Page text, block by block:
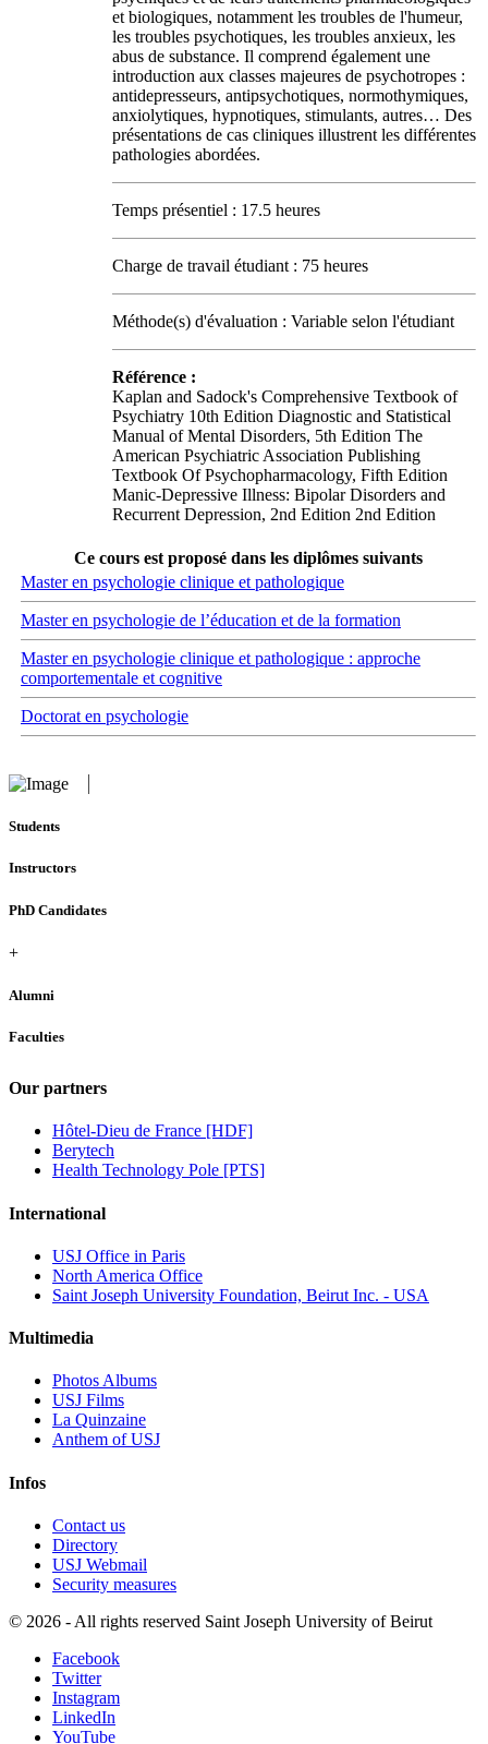
et biologiques, notamment les troubles de l'humeur,
les troubles psychotiques, les troubles anxieux, les
abus de substance. Il comprend également une
introduction aux classes majeures de psychotropes :
antidepresseurs, antipsychotiques, normothymiques,
anxiolytiques, hypnotiques, stimulants, autres… Des
présentations de cas cliniques illustrent les différentes
pathologies abordées.
Temps présentiel : 17.5 heures
Charge de travail étudiant : 75 heures
Méthode(s) d'évaluation : Variable selon l'étudiant
Référence :
Kaplan and Sadock's Comprehensive Textbook of
Psychiatry 10th Edition Diagnostic and Statistical
Manual of Mental Disorders, 5th Edition The
American Psychiatric Association Publishing
Textbook Of Psychopharmacology, Fifth Edition
Manic-Depressive Illness: Bipolar Disorders and
Recurrent Depression, 2nd Edition 2nd Edition
Ce cours est proposé dans les diplômes suivants
Master en psychologie clinique et pathologique
Master en psychologie de l’éducation et de la formation
Master en psychologie clinique et pathologique : approche
comportementale et cognitive
Doctorat en psychologie
Students
Instructors
PhD Candidates
+
Alumni
Faculties
Our partners
Hôtel-Dieu de France [HDF]
Berytech
Health Technology Pole [PTS]
International
USJ Office in Paris
North America Office
Saint Joseph University Foundation, Beirut Inc. - USA
Multimedia
Photos Albums
USJ Films
La Quinzaine
Anthem of USJ
Infos
Contact us
Directory
USJ Webmail
Security measures
© 2026 - All rights reserved Saint Joseph University of Beirut
Facebook
Twitter
Instagram
LinkedIn
YouTube